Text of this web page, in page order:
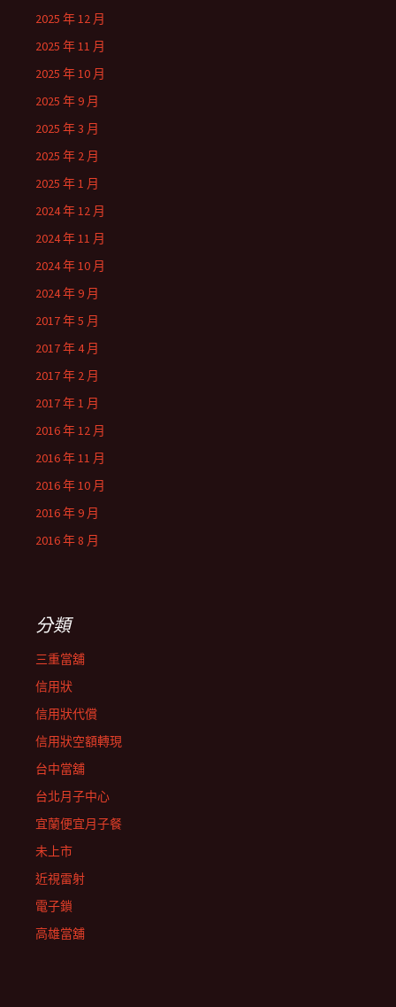
2025 年 12 月
2025 年 11 月
2025 年 10 月
2025 年 9 月
2025 年 3 月
2025 年 2 月
2025 年 1 月
2024 年 12 月
2024 年 11 月
2024 年 10 月
2024 年 9 月
2017 年 5 月
2017 年 4 月
2017 年 2 月
2017 年 1 月
2016 年 12 月
2016 年 11 月
2016 年 10 月
2016 年 9 月
2016 年 8 月
分類
三重當舖
信用狀
信用狀代償
信用狀空額轉現
台中當舖
台北月子中心
宜蘭便宜月子餐
未上市
近視雷射
電子鎖
高雄當舖